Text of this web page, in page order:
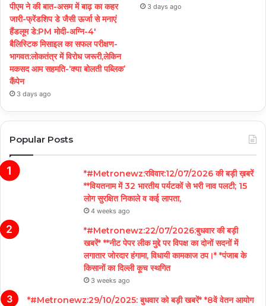
पीएम ने की बात-असम में बाढ़ का कहर
जारी-फ्रेंडशिप डे जैसी ऊर्जा से मनाएं
हैंडलूम डे:PM मोदी-अग्नि-4′
बैलिस्टिक मिसाइल का सफल परीक्षण-
भागवत:लोकतंत्र में विरोध जरूरी,लेकिन
मकसद आम सहमति-‘क्या बोलती पब्लिक’
कैंपेन
3 days ago
3 days ago
Popular Posts
*#Metronewz:रविवार:12/07/2026 की बड़ी ख़बरें
**वियतनाम में 32 भारतीय पर्यटकों से भरी नाव पलटी; 15
लोग सुरक्षित निकाले व कई लापता,
4 weeks ago
*#Metronewz:22/07/2026:बुधवार की बड़ी
खबरें* **नीट पेपर लीक मुद्दे पर विपक्ष का दोनों सदनों में
लगातार जोरदार हंगामा, विधायी कामकाज ठप।* *पंजाब के
किसानों का दिल्ली कूच स्थगित
3 weeks ago
*#Metronewz:29/10/2025: बुधवार को बड़ी खबरें* *8वें वेतन आयोग